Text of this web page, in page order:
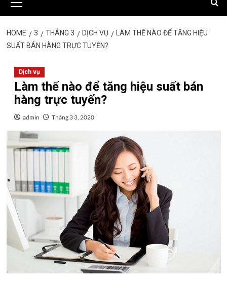
Menu
HOME 3 THÁNG 3 DỊCH VỤ
LÀM THẾ NÀO ĐỂ TĂNG HIỆU
SUẤT BÁN HÀNG TRỰC TUYẾN?
Dịch vụ
Làm thế nào để tăng hiệu suất bán
hàng trực tuyến?
admin Tháng 3 3, 2020